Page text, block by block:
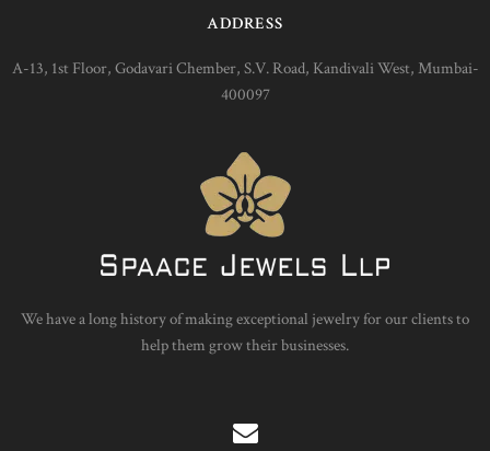
ADDRESS
A-13, 1st Floor, Godavari Chember, S.V. Road, Kandivali West, Mumbai-
400097
We have a long history of making exceptional jewelry for our clients to
help them grow their businesses.